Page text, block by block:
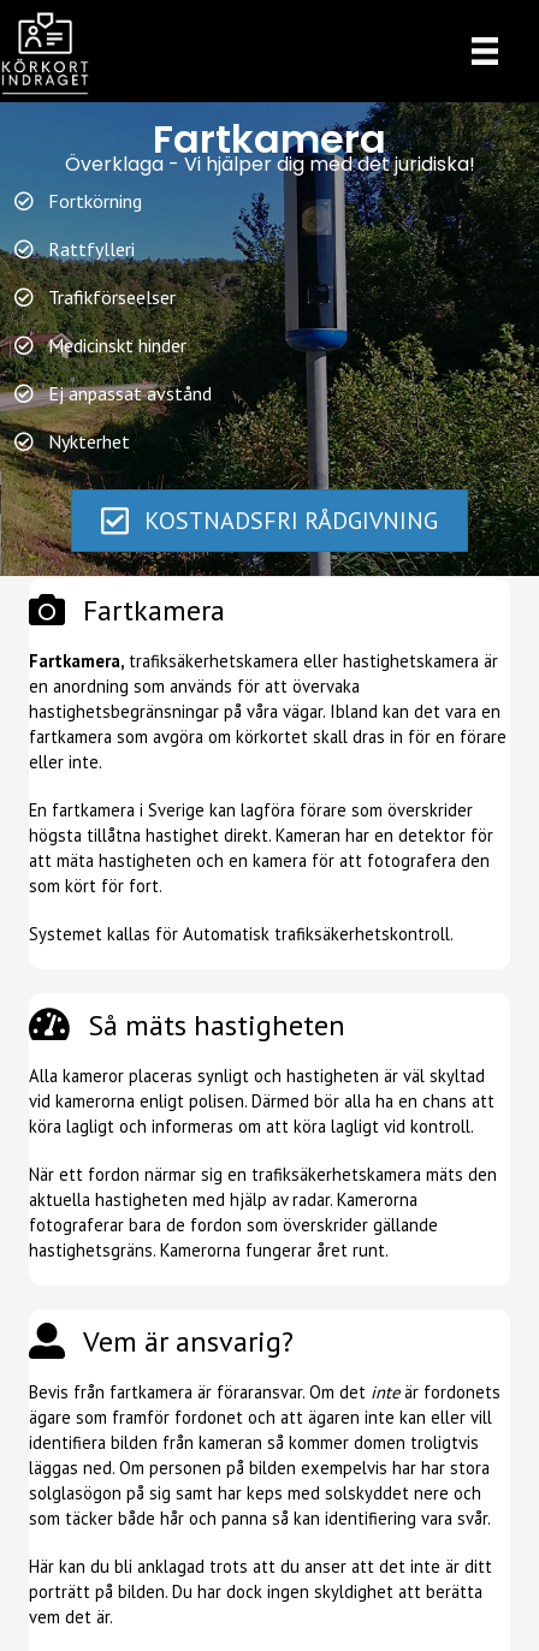
Hoppa
innehåll
Fartkamera
Överklaga - Vi hjälper dig med det juridiska!
Fortkörning
Rattfylleri
Trafikförseelser
Medicinskt hinder
Ej anpassat avstånd
Nykterhet
KOSTNADSFRI RÅDGIVNING
Fartkamera
Fartkamera, trafiksäkerhetskamera eller hastighetskamera är
en anordning som används för att övervaka
hastighetsbegränsningar på våra vägar. Ibland kan det vara en
fartkamera som avgöra om körkortet skall dras in för en förare
eller inte.
En fartkamera i Sverige kan lagföra förare som överskrider
högsta tillåtna hastighet direkt. Kameran har en detektor för
att mäta hastigheten och en kamera för att fotografera den
som kört för fort.
Systemet kallas för Automatisk trafiksäkerhetskontroll.
Så mäts hastigheten
Alla kameror placeras synligt och hastigheten är väl skyltad
vid kamerorna enligt polisen. Därmed bör alla ha en chans att
köra lagligt och informeras om att köra lagligt vid kontroll.
När ett fordon närmar sig en trafiksäkerhetskamera mäts den
aktuella hastigheten med hjälp av radar. Kamerorna
fotograferar bara de fordon som överskrider gällande
hastighetsgräns. Kamerorna fungerar året runt.
Vem är ansvarig?
Bevis från fartkamera är föraransvar. Om det inteär fordonets
ägare som framför fordonet och att ägaren inte kan eller vill
identifiera bilden från kameran så kommer domen troligtvis
läggas ned. Om personen på bilden exempelvis har har stora
solglasögon på sig samt har keps med solskyddet nere och
som täcker både hår och panna så kan identifiering vara svår.
Här kan du bli anklagad trots att du anser att det inte är ditt
porträtt på bilden. Du har dock ingen skyldighet att berätta
vem det är.